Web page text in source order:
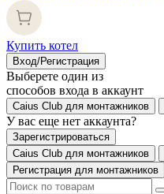
Купить котел
Вход/Регистрация
Выберете один из
способов входа в аккаунт
Caius Club для монтажников
У вас еще нет аккаунта?
Зарегистрироваться
Caius Club для монтажников
Регистрация для монтажников